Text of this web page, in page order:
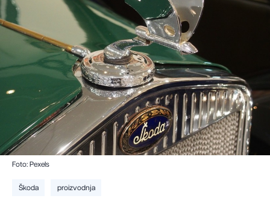
Foto: Pexels
Škoda proizvodnja